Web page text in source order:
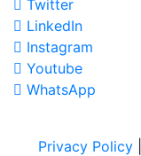
Twitter
LinkedIn
Instagram
Youtube
WhatsApp
Privacy Policy